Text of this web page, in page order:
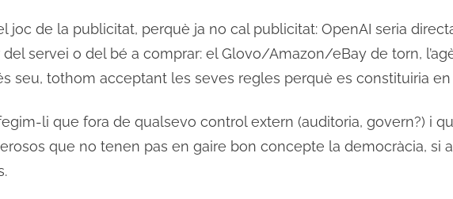
joc de la publicitat, perquè ja no cal publicitat: OpenAI seria
servei o del bé a comprar: el Glovo/Amazon/eBay de torn,
seu, tothom acceptant les seves regles perquè es constituiria
li que fora de qualsevo control extern (auditoria, govern?) i
que no tenen pas en gaire bon concepte la democràcia, si